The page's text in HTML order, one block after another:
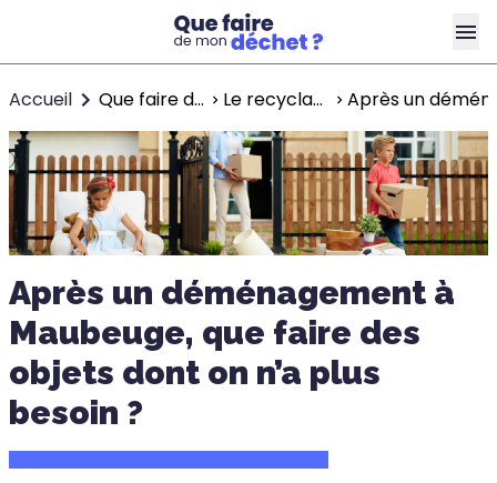
Accueil Que faire de mon déchet ? Le recyclage à Maubeuge Après un
Après un déménagement à
Maubeuge, que faire des
objets dont on n’a plus
besoin ?